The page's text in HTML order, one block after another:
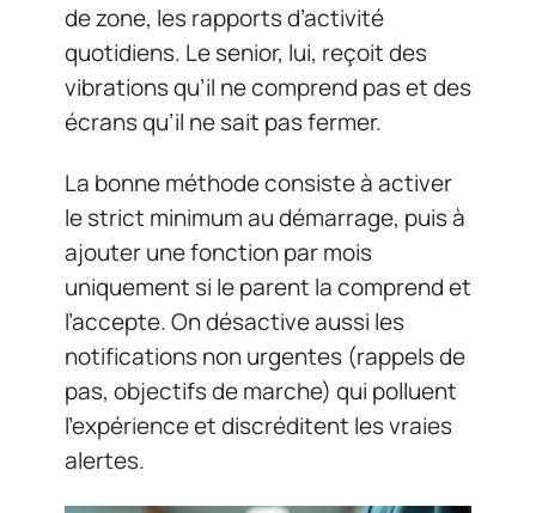
de zone, les rapports d’activité
quotidiens. Le senior, lui, reçoit des
vibrations qu’il ne comprend pas et des
écrans qu’il ne sait pas fermer.
La bonne méthode consiste à activer
le strict minimum au démarrage, puis à
ajouter une fonction par mois
uniquement si le parent la comprend et
l’accepte. On désactive aussi les
notifications non urgentes (rappels de
pas, objectifs de marche) qui polluent
l’expérience et discréditent les vraies
alertes.